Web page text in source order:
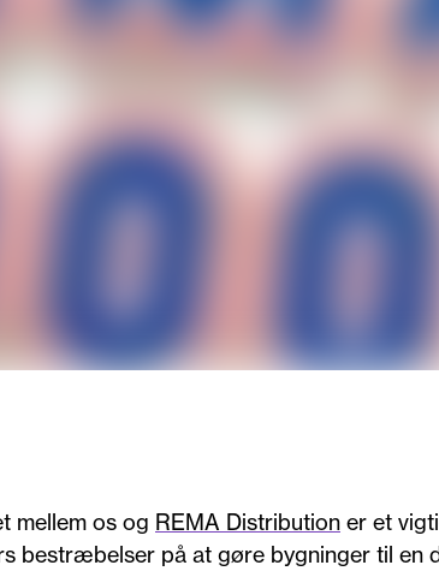
mellem os og REMA Distribution er et
bestræbelser på at gøre bygninger til en